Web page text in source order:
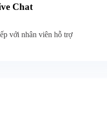
Chat
với nhân viên hỗ trợ